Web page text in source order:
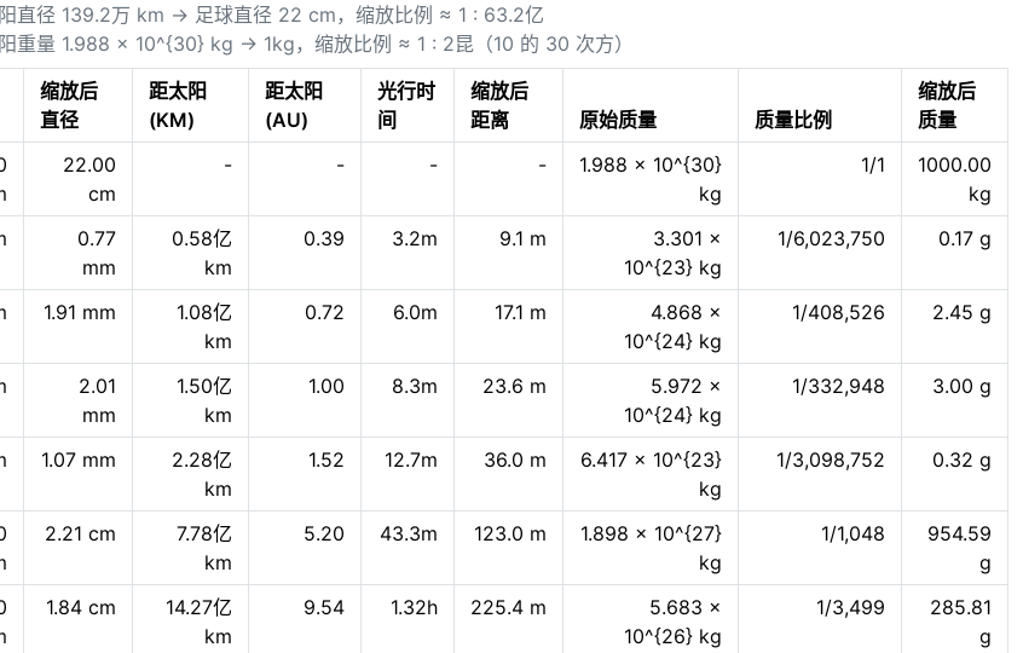
直径 139.2万 km → 足球直径 22 cm，缩放比例 ≈ 1 : 63.2亿
重量 1.988 × 10^{30} kg → 1kg，缩放比例 ≈ 1 : 2昆（10 的 30 次方）
缩放后
直径
距太阳
(KM)
距太阳
(AU)
光行时
间
缩放后
距离
原始质量 质量比例
缩放后
质量
22.00
cm
- - - -
1.988 × 10^{30}
kg
1/1
1000.00
kg
0.77
mm
0.58亿
km
0.39 3.2m 9.1 m
3.301 ×
10^{23} kg
1/6,023,750 0.17 g
1.91 mm
1.08亿
km
0.72 6.0m 17.1 m
4.868 ×
10^{24} kg
1/408,526 2.45 g
2.01
mm
1.50亿
km
1.00 8.3m 23.6 m
5.972 ×
10^{24} kg
1/332,948 3.00 g
1.07 mm
2.28亿
km
1.52 12.7m 36.0 m
6.417 × 10^{23}
kg
1/3,098,752 0.32 g
2.21 cm
7.78亿
km
5.20 43.3m 123.0 m
1.898 × 10^{27}
kg
1/1,048
954.59
g
1.84 cm
14.27亿
km
9.54 1.32h 225.4 m
5.683 ×
10^{26} kg
1/3,499
285.81
g